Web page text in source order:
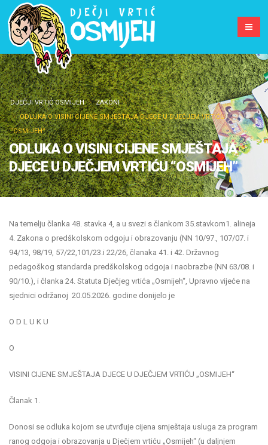
DJEČJI VRTIĆ OSMIJEH
ZAKONI
ODLUKA O VISINI CIJENE SMJEŠTAJA DJECE U DJEČJEM VRTIĆU
“OSMIJEH”
ODLUKA O VISINI CIJENE SMJEŠTAJA
DJECE U DJEČJEM VRTIĆU “OSMIJEH”
Na temelju članka 48. stavka 4, a u svezi s člankom 35.stavkom1. alineja
4. Zakona o predškolskom odgoju i obrazovanju (NN 10/97., 107/07. i
94/13, 98/19, 57/22,101/23.i 22/26, članaka 41. i 42. Državnog
pedagoškog standarda predškolskog odgoja i naobrazbe (NN 63/08. i
90/10.), i članka 24. Statuta Dječjeg vrtića „Osmijeh“, Upravno vijeće na
sjednici održanoj 20.05.2026. godine donijelo je
O D L U K U
O
VISINI CIJENE SMJEŠTAJA DJECE U DJEČJEM VRTIĆU „OSMIJEH“
Članak 1.
Donosi se odluka kojom se utvrđuje cijena smještaja usluga za program
ranog odgoja i obrazovanja u Dječjem vrtiću „Osmijeh“ (u daljnjem